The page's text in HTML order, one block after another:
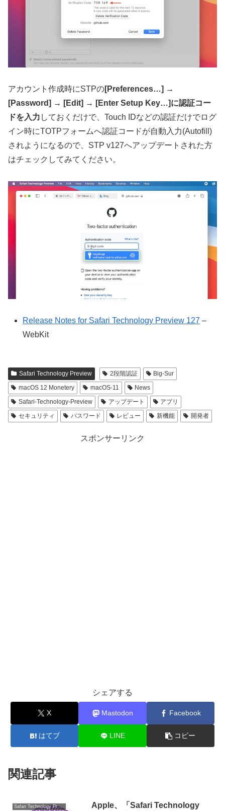
アカウント作成時にSTPの[Preferences…] →
[Password] → [Edit] → [Enter Setup Key…]に認証コー
ドを入力 しておくだけで、Touch IDなどの認証だけでログ
イン時にTOTPフォームへ認証コードが自動入力(Autofill)
されようになるので、STP v127へアップデートされた方
はチェックしてみてください。
Release Notes for Safari Technology Preview 127 –
WebKit
Safari Technology Preview 2段階認証
Big-Sur
macOS 12 Monetery
macOS-11
News
Safari-Technology-Preview
アップデート
アプリ
セキュリティ
パスワード レビュー 新機能 開発者
スポンサーリンク
シェアする
X Mastodon Facebook
はてブ LINE コピー
関連記事
Safari Technology Preview
Apple、「Safari Technology